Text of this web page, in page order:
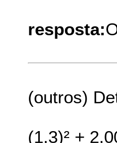
resposta:
(outros)
(1,3)² +